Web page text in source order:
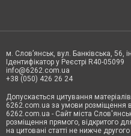
м. Слов’янськ, вул. Банківська, 56,
Ідентифікатор у Реєстрі R40-05099
info@6262.com.ua
+38 (050) 426 26 24
Допускається цитування
6262.com.ua за умови розміщення
6262.com.ua - Сайт міста
розміщення прямого, відкритого
на цитовані статті не нижче